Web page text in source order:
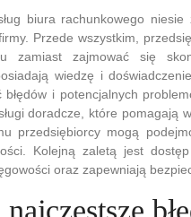
biura rachunkowego
Przede wszystkim,
zamiast zajmować się
wiedzę i
błędów i potencjalnych
doradcze, które pomagają
przedsiębiorcy mogą
Kolejną zaletą jest
oraz zapewniają
najczęstsze